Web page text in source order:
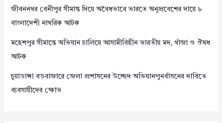
জীবননগর বেনীপুর সীমান্ত দিয়ে অবৈধভাবে ভারতে অনুপ্রবেশের দায়ে ৮
বাংলাদেশী নাগরিক আটক
মহেশপুর সীমান্তে অভিযান চালিয়ে আসামীবিহীন ভারতীয় মদ, গাঁজা ও ঔষধ
আটক
চুয়াডাঙ্গা বড়বাজারে জেলা প্রশাসনের উচ্ছেদ অভিযানপুনর্বাসনের দাবিতে
ব্যবসায়ীদের ক্ষোভ